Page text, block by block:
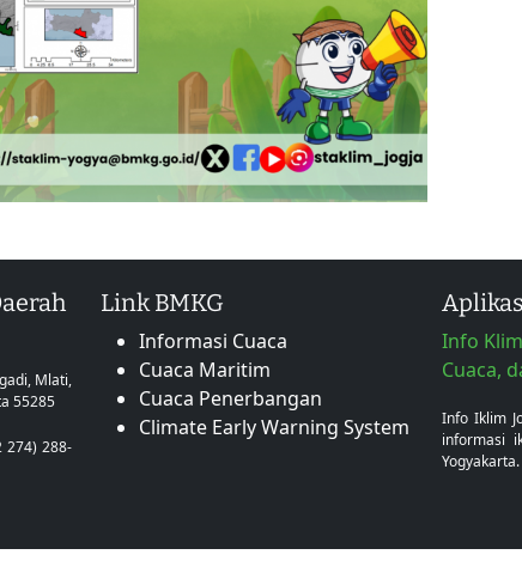
Mlati,
55285
274) 288-
Link BMKG
Informasi Cuaca
Cuaca Maritim
Cuaca Penerbangan
Climate Early Warning System
Info
Cuaca,
Info Iklim
informasi
Yogyakarta.